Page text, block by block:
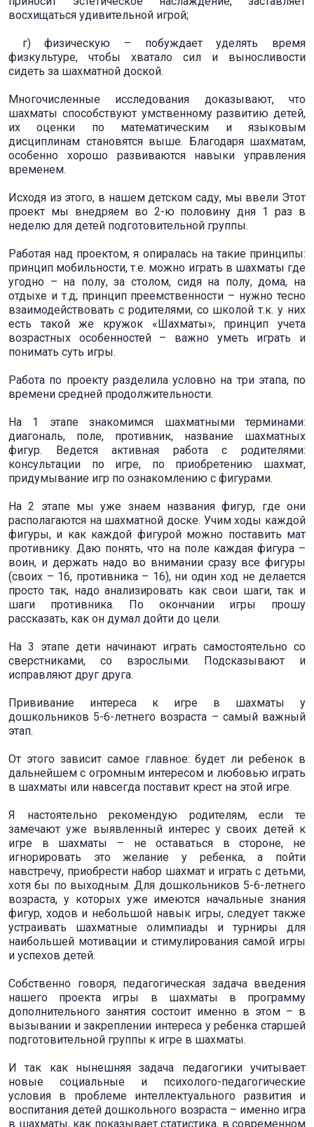
восхищаться удивительной игрой;
г) физическую – побуждает уделять время
физкультуре, чтобы хватало сил и выносливости
сидеть за шахматной доской.
Многочисленные исследования доказывают, что
шахматы способствуют умственному развитию детей,
их оценки по математическим и языковым
дисциплинам становятся выше. Благодаря шахматам,
особенно хорошо развиваются навыки управления
временем.
Исходя из этого, в нашем детском саду, мы ввели Этот
проект мы внедряем во 2-ю половину дня 1 раз в
неделю для детей подготовительной группы.
Работая над проектом, я опиралась на такие принципы:
принцип мобильности, т.е. можно играть в шахматы где
угодно – на полу, за столом, сидя на полу, дома, на
отдыхе и т.д; принцип преемственности – нужно тесно
взаимодействовать с родителями, со школой т.к. у них
есть такой же кружок «Шахматы»; принцип учета
возрастных особенностей – важно уметь играть и
понимать суть игры.
Работа по проекту разделила условно на три этапа, по
времени средней продолжительности.
На 1 этапе знакомимся шахматными терминами:
диагональ, поле, противник, название шахматных
фигур. Ведется активная работа с родителями:
консультации по игре, по приобретению шахмат,
придумывание игр по ознакомлению с фигурами.
На 2 этапе мы уже знаем названия фигур, где они
располагаются на шахматной доске. Учим ходы каждой
фигуры, и как каждой фигурой можно поставить мат
противнику. Даю понять, что на поле каждая фигура –
воин, и держать надо во внимании сразу все фигуры
(своих – 16, противника – 16), ни один ход не делается
просто так, надо анализировать как свои шаги, так и
шаги противника. По окончании игры прошу
рассказать, как он думал дойти до цели.
На 3 этапе дети начинают играть самостоятельно со
сверстниками, со взрослыми. Подсказывают и
исправляют друг друга.
Прививание интереса к игре в шахматы у
дошкольников 5-6-летнего возраста – самый важный
этап.
От этого зависит самое главное: будет ли ребенок в
дальнейшем с огромным интересом и любовью играть
в шахматы или навсегда поставит крест на этой игре.
Я настоятельно рекомендую родителям, если те
замечают уже выявленный интерес у своих детей к
игре в шахматы – не оставаться в стороне, не
игнорировать это желание у ребенка, а пойти
навстречу, приобрести набор шахмат и играть с детьми,
хотя бы по выходным. Для дошкольников 5-6-летнего
возраста, у которых уже имеются начальные знания
фигур, ходов и небольшой навык игры, следует также
устраивать шахматные олимпиады и турниры для
наибольшей мотивации и стимулирования самой игры
и успехов детей.
Собственно говоря, педагогическая задача введения
нашего проекта игры в шахматы в программу
дополнительного занятия состоит именно в этом – в
вызывании и закреплении интереса у ребенка старшей
подготовительной группы к игре в шахматы.
И так как нынешняя задача педагогики учитывает
новые социальные и психолого-педагогические
условия в проблеме интеллектуального развития и
воспитания детей дошкольного возраста – именно игра
в шахматы, как показывает статистика, в современном